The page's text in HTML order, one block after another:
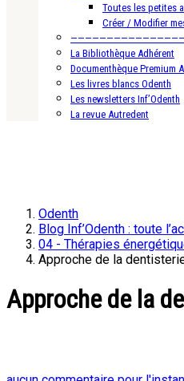
Toutes les petites
Créer / Modifier
La Bibliothèque Adhérent
Documenthèque Premium
Les livres blancs Odenth
Les newsletters Inf’Odenth
La revue Autredent
Odenth
Blog Inf’Odenth : toute
04 - Thérapies
Approche de la
Approche de la